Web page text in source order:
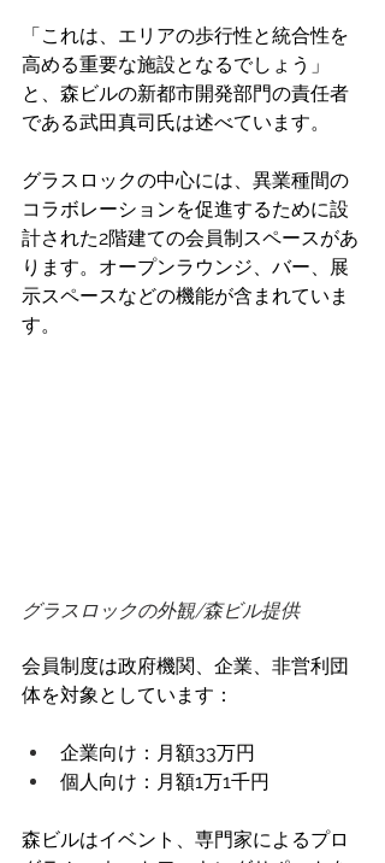
「これは、エリアの歩行性と統合性を
高める重要な施設となるでしょう」
と、森ビルの新都市開発部門の責任者
である武田真司氏は述べています。
グラスロックの中心には、異業種間の
コラボレーションを促進するために設
計された2階建ての会員制スペースがあ
ります。オープンラウンジ、バー、展
示スペースなどの機能が含まれていま
す。
グラスロックの外観/森ビル提供
会員制度は政府機関、企業、非営利団
体を対象としています：
企業向け：月額33万円
個人向け：月額1万1千円
森ビルはイベント、専門家によるプロ